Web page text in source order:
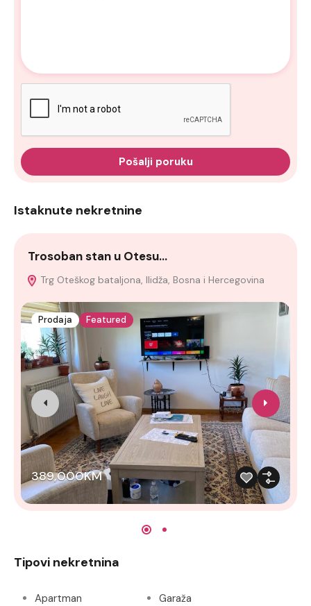
Pošalji poruku
Istaknute nekretnine
Trosoban stan u Otesu…
Trg Oteškog bataljona, Ilidža, Bosna i Hercegovina
Prodaja Featured
389,000KM
Tipovi nekretnina
Apartman
Garaža